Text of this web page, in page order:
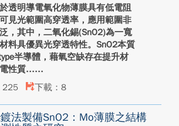
透明導電氧化物薄膜具有低電阻
見光範圍高穿透率，應用範圍非
，其中，二氧化錫(SnO2)為一寬
料具優異光穿透特性。SnO2本質
半導體，藉氧空缺存在提升材
性質...
225
下載：8
法製備SnO2：Mo薄膜之結構